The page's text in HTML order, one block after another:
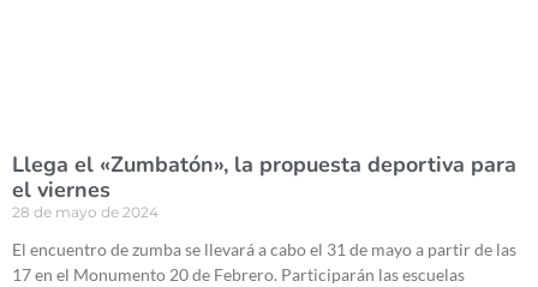
Llega el «Zumbatón», la propuesta deportiva para
el viernes
28 de mayo de 2024
El encuentro de zumba se llevará a cabo el 31 de mayo a partir de las
17 en el Monumento 20 de Febrero. Participarán las escuelas